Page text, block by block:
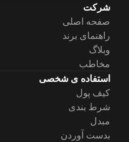
شرکت
صفحه اصلی
راهنمای برند
وبلاگ
مخاطب
استفاده ی شخصی
کیف پول
شرط بندی
مبدل
بدست آوردن